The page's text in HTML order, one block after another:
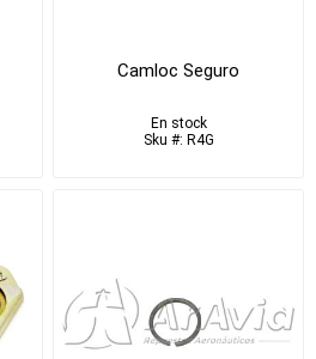
Camloc Seguro
En stock
Sku #: R4G